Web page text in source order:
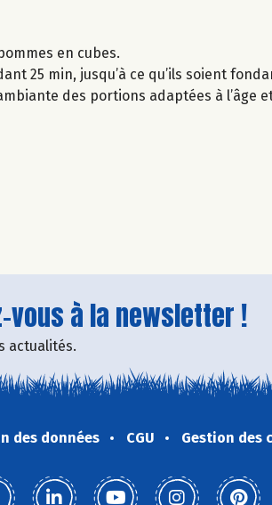
en cubes.
25 min, jusqu’à ce qu’ils soient
des portions adaptées à l’âge
à la newsletter !
actualités.
des données CGU Gestion des